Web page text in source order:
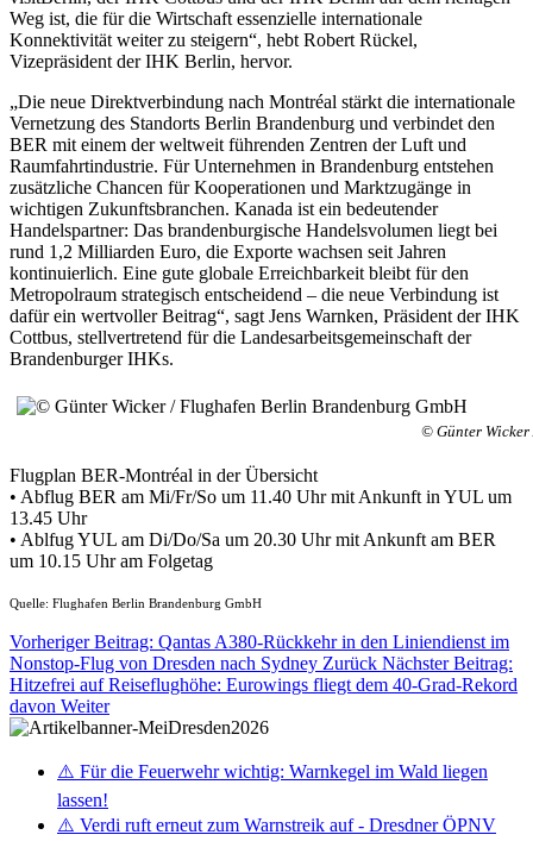
Weg ist, die für die Wirtschaft essenzielle internationale
Konnektivität weiter zu steigern“, hebt Robert Rückel,
Vizepräsident der IHK Berlin, hervor.
„Die neue Direktverbindung nach Montréal stärkt die internationale
Vernetzung des Standorts Berlin Brandenburg und verbindet den
BER mit einem der weltweit führenden Zentren der Luft und
Raumfahrtindustrie. Für Unternehmen in Brandenburg entstehen
zusätzliche Chancen für Kooperationen und Marktzugänge in
wichtigen Zukunftsbranchen. Kanada ist ein bedeutender
Handelspartner: Das brandenburgische Handelsvolumen liegt bei
rund 1,2 Milliarden Euro, die Exporte wachsen seit Jahren
kontinuierlich. Eine gute globale Erreichbarkeit bleibt für den
Metropolraum strategisch entscheidend – die neue Verbindung ist
dafür ein wertvoller Beitrag“, sagt Jens Warnken, Präsident der IHK
Cottbus, stellvertretend für die Landesarbeitsgemeinschaft der
Brandenburger IHKs.
© Günter
Flugplan BER-Montréal in der Übersicht
• Abflug BER am Mi/Fr/So um 11.40 Uhr mit Ankunft in YUL um
13.45 Uhr
• Ablfug YUL am Di/Do/Sa um 20.30 Uhr mit Ankunft am BER
um 10.15 Uhr am Folgetag
Quelle: Flughafen Berlin Brandenburg GmbH
Vorheriger Beitrag: Qantas A380-Rückkehr in den Liniendienst im
Nonstop-Flug von Dresden nach Sydney Zurück Nächster Beitrag:
Hitzefrei auf Reiseflughöhe: Eurowings fliegt dem 40-Grad-Rekord
davon Weiter
⚠️ Für die Feuerwehr wichtig: Warnkegel im Wald liegen
lassen!
⚠️ Verdi ruft erneut zum Warnstreik auf - Dresdner ÖPNV